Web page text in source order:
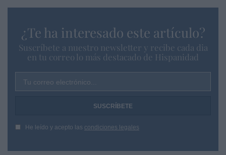
¿Te ha interesado este artículo?
Suscríbete a nuestro newsletter y recibe cada dia
en tu correo lo más destacado de Hispanidad
Tu correo electrónico...
He leído y acepto las condiciones legales